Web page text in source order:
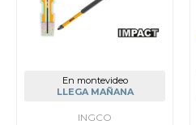
En montevideo
LLEGA MAÑANA
INGCO